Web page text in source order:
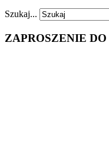
Szukaj...
ZAPROSZENIE DO